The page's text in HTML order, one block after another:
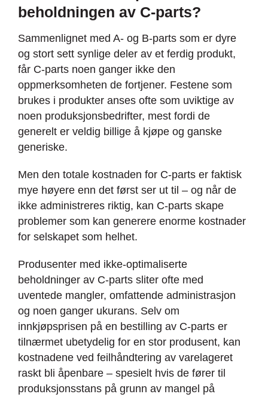
beholdningen av C-parts?
Sammenlignet med A- og B-parts som er dyre
og stort sett synlige deler av et ferdig produkt,
får C-parts noen ganger ikke den
oppmerksomheten de fortjener. Festene som
brukes i produkter anses ofte som uviktige av
noen produksjonsbedrifter, mest fordi de
generelt er veldig billige å kjøpe og ganske
generiske.
Men den totale kostnaden for C-parts er faktisk
mye høyere enn det først ser ut til – og når de
ikke administreres riktig, kan C-parts skape
problemer som kan generere enorme kostnader
for selskapet som helhet.
Produsenter med ikke-optimaliserte
beholdninger av C-parts sliter ofte med
uventede mangler, omfattende administrasjon
og noen ganger ukurans. Selv om
innkjøpsprisen på en bestilling av C-parts er
tilnærmet ubetydelig for en stor produsent, kan
kostnadene ved feilhåndtering av varelageret
raskt bli åpenbare – spesielt hvis de fører til
produksjonsstans på grunn av mangel på